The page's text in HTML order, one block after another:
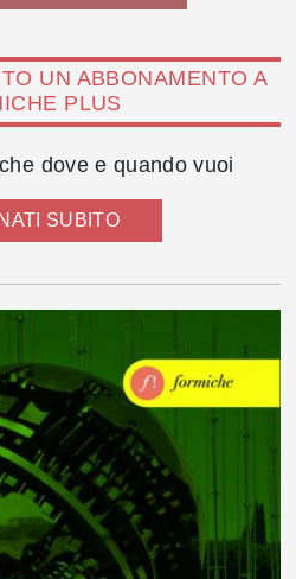
UN ABBONAMENTO A
PLUS
dove e quando vuoi
SUBITO